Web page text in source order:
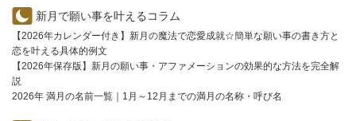
新月で願い事を叶えるコラム
【2026年カレンダー付き】新月の魔法で恋愛成就☆簡単な願い事の書き方と
恋を叶える具体的例文
【2026年保存版】新月の願い事・アファメーションの効果的な方法を完全解
説
2026年 満月の名前一覧｜1月～12月までの満月の名称・呼び名